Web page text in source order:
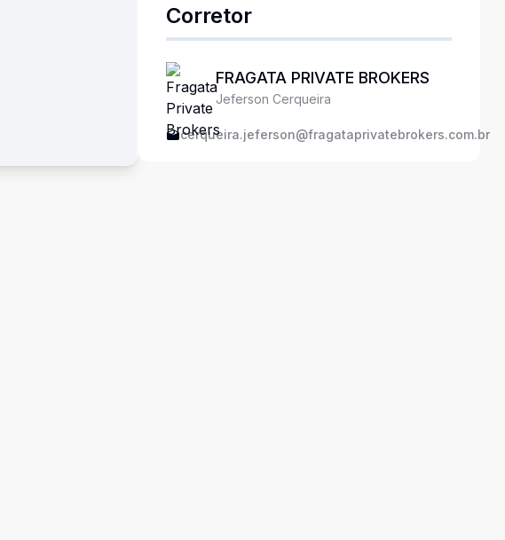
Corretor
FRAGATA PRIVATE BROKERS
Jeferson Cerqueira
cerqueira.jeferson@fragataprivatebrokers.com.br